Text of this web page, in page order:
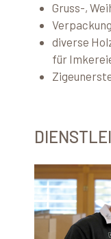
Gruss-,
diverse
für